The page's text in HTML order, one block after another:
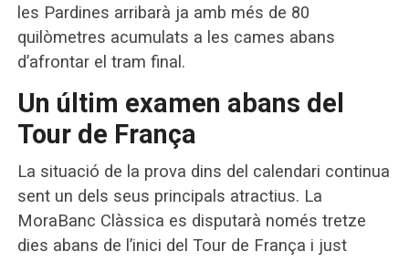
les Pardines arribarà ja amb més de 80
quilòmetres acumulats a les cames abans
d’afrontar el tram final.
Un últim examen abans del
Tour de França
La situació de la prova dins del calendari continua
sent un dels seus principals atractius. La
MoraBanc Clàssica es disputarà només tretze
dies abans de l’inici del Tour de França i just